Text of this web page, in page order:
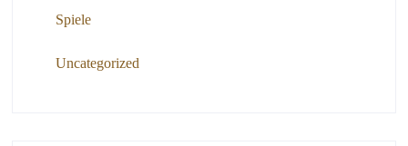
Spiele
Uncategorized